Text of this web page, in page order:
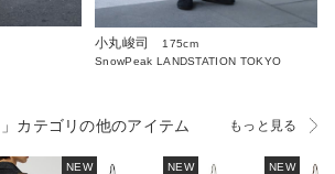
小丸峻司
175cm
SnowPeak LANDSTATION TOKYO
カテゴリの他のアイテム もっと見る
NEW NEW NEW